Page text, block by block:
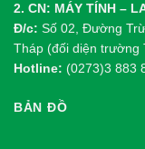
2. CN: MÁY TÍNH –
Đ/c: Số 02, Đường
Tháp (đối diện trường
Hotline: (0273)3 883
BẢN ĐỒ